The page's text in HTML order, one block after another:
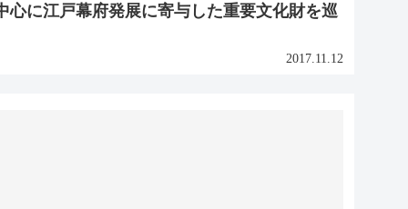
心に江戸幕府発展に寄与した重要文化財を巡
2017.11.12